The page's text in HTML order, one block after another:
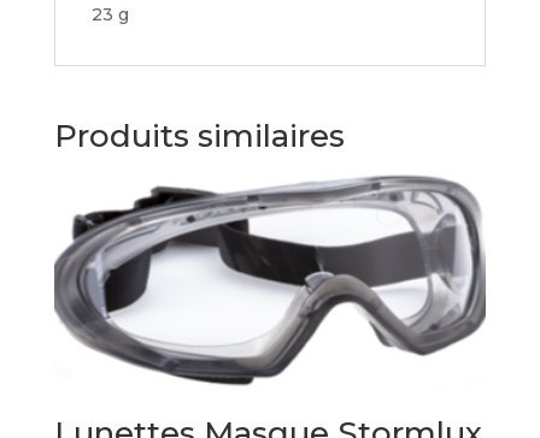
23 g
Produits similaires